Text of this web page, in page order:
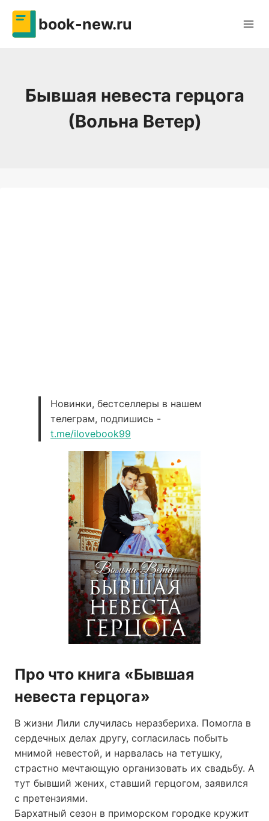
Перейти
содержимому
book-new.ru
Бывшая невеста герцога
(Вольна Ветер)
Новинки, бестселлеры в нашем
телеграм, подпишись -
t.me/ilovebook99
Про что книга «Бывшая
невеста герцога»
В жизни Лили случилась неразбериха. Помогла в
сердечных делах другу, согласилась побыть
мнимой невестой, и нарвалась на тетушку,
страстно мечтающую организовать их свадьбу. А
тут бывший жених, ставший герцогом, заявился
с претензиями.
Бархатный сезон в приморском городке кружит